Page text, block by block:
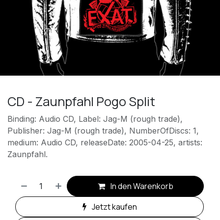
CD - Zaunpfahl Pogo Split
Binding: Audio CD, Label: Jag-M (rough trade),
Publisher: Jag-M (rough trade), NumberOfDiscs: 1,
medium: Audio CD, releaseDate: 2005-04-25, artists:
Zaunpfahl.
In den Warenkorb
Jetzt kaufen